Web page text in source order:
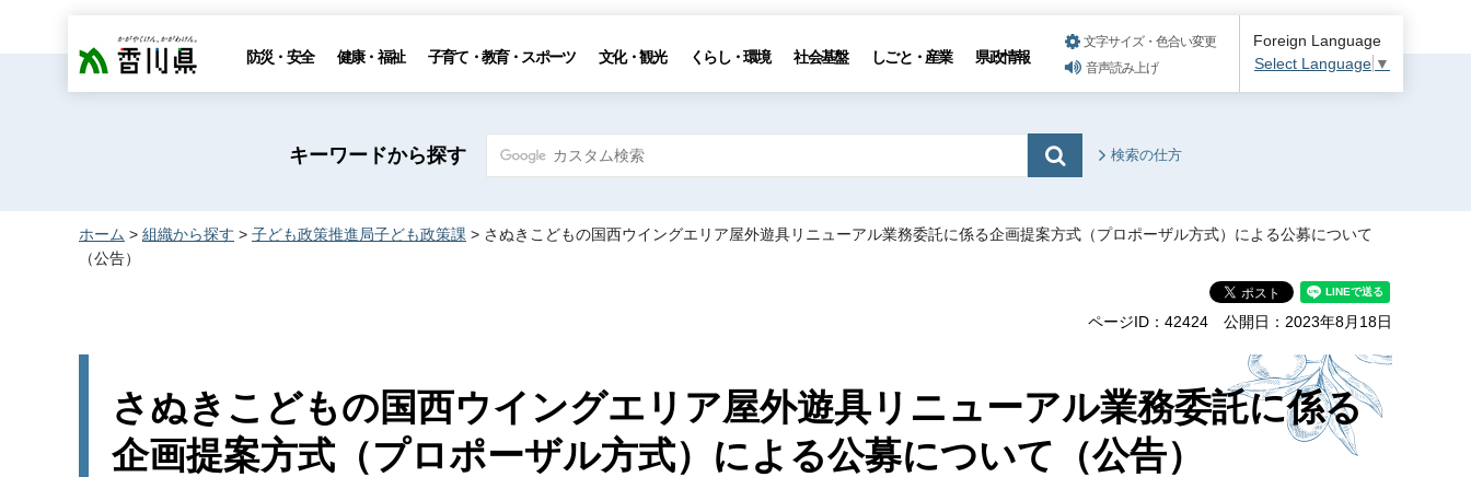
香川県 防災・安全 健康・福祉 子育て・教育・スポーツ 文化・観光 くらし・環境 社会基盤 しごと・産業 県政情報
文字サイズ・色合い変更
音声読み上げ
Foreign Language
Select Language ▼
キーワードから探す 検索の仕方
ホーム > 組織から探す > 子ども政策推進局子ども政策課 > さぬきこどもの国西ウイングエリア屋外遊具リニューアル業務委託に係る企画提案方式（プロポーザル方式）による公募について
（公告）
ページID：42424 公開日：2023年8月18日
さぬきこどもの国西ウイングエリア屋外遊具リニューアル業務委託に係る
企画提案方式（プロポーザル方式）による公募について（公告）